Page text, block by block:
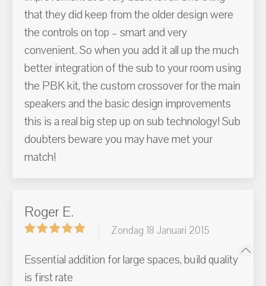
that they did keep from the older design were
the controls on top – smart and very
convenient. So when you add it all up the much
better integration of the sub to your room using
the PBK kit, the custom crossover for the main
speakers and the basic design improvements
this is a real big step up on sub technology! Sub
doubters beware you may have met your
match!
Roger E.
Zondag 18 Januari 2015
Essential addition for large spaces, build quality
is first rate